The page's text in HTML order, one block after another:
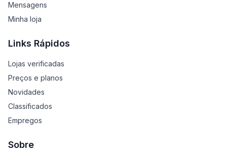
Mensagens
Minha loja
Links Rápidos
Lojas verificadas
Preços e planos
Novidades
Classificados
Empregos
Sobre